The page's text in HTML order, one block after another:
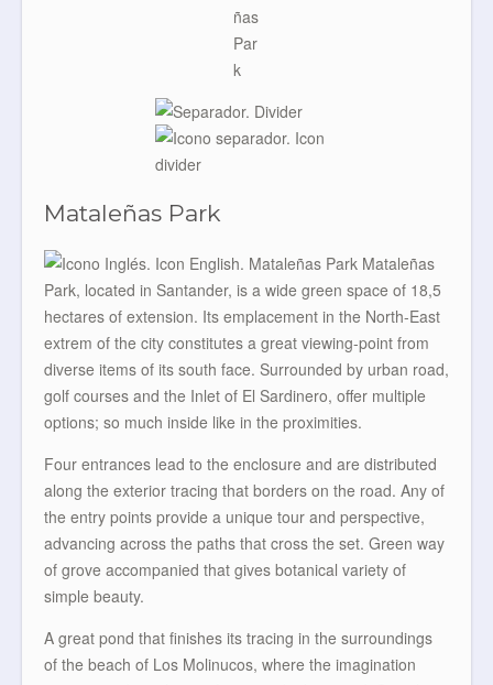
Mataleñas Park
Mataleñas
Park, located in Santander, is a wide green space of 18,5
hectares of extension. Its emplacement in the North-East
extrem of the city constitutes a great viewing-point from
diverse items of its south face. Surrounded by urban road,
golf courses and the Inlet of El Sardinero, offer multiple
options; so much inside like in the proximities.
Four entrances lead to the enclosure and are distributed
along the exterior tracing that borders on the road. Any of
the entry points provide a unique tour and perspective,
advancing across the paths that cross the set. Green way
of grove accompanied that gives botanical variety of
simple beauty.
A great pond that finishes its tracing in the surroundings
of the beach of Los Molinucos, where the imagination